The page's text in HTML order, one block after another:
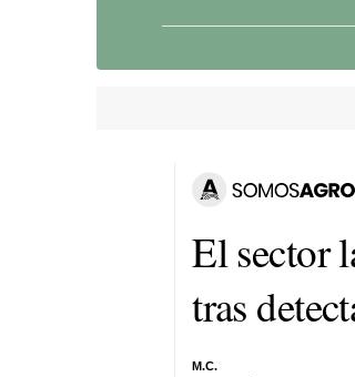
El sector
tras
M.C.